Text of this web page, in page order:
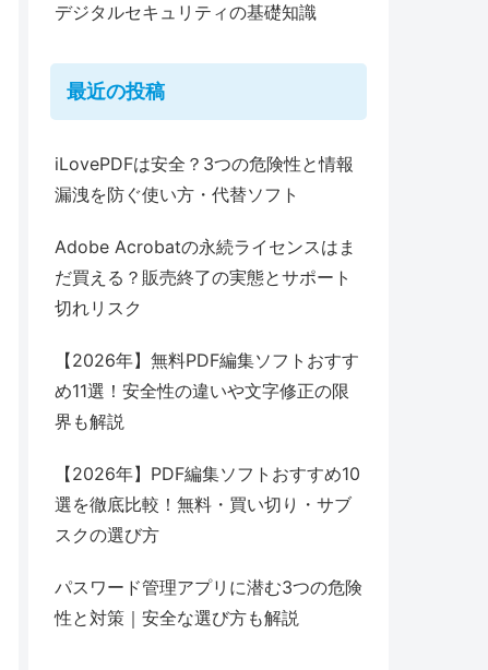
デジタルセキュリティの基礎知識
最近の投稿
iLovePDFは安全？3つの危険性と情報
漏洩を防ぐ使い方・代替ソフト
Adobe Acrobatの永続ライセンスはま
だ買える？販売終了の実態とサポート
切れリスク
【2026年】無料PDF編集ソフトおすす
め11選！安全性の違いや文字修正の限
界も解説
【2026年】PDF編集ソフトおすすめ10
選を徹底比較！無料・買い切り・サブ
スクの選び方
パスワード管理アプリに潜む3つの危険
性と対策｜安全な選び方も解説